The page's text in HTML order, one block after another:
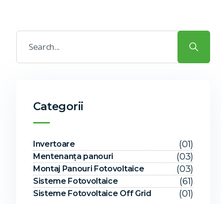
Categorii
Invertoare (01)
Mentenanța panouri (03)
Montaj Panouri Fotovoltaice (03)
Sisteme Fotovoltaice (61)
Sisteme Fotovoltaice Off Grid (01)